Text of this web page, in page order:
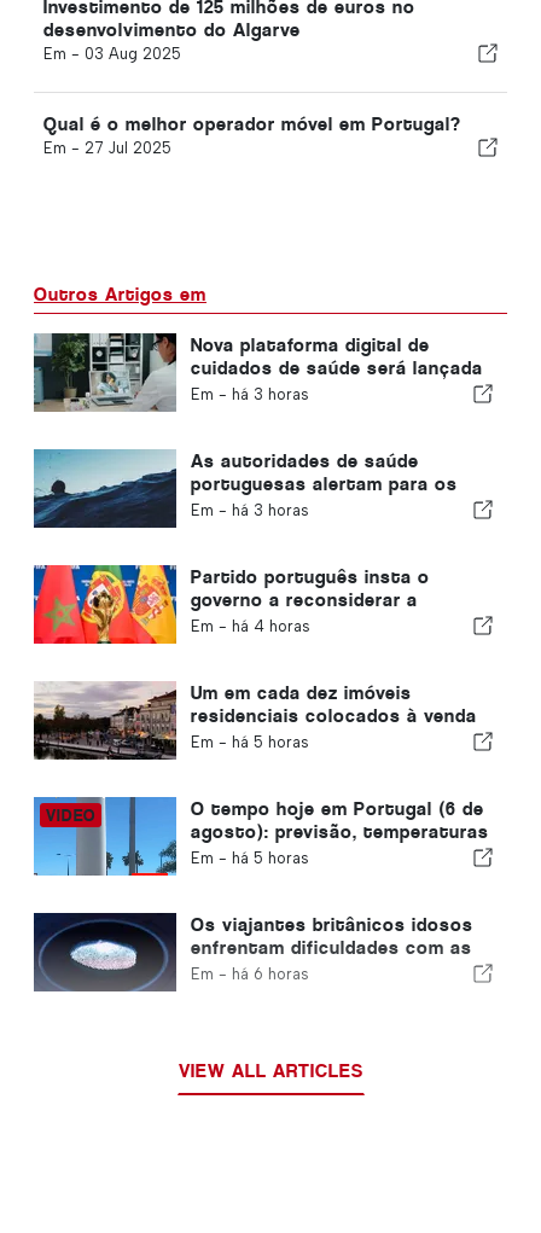
Investimento de 125 milhões de euros no
desenvolvimento do Algarve
Em - 03 Aug 2025
Qual é o melhor operador móvel em Portugal?
Em - 27 Jul 2025
Outros Artigos em
Nova plataforma digital de
cuidados de saúde será lançada
em Portugal
Em - há 3 horas
As autoridades de saúde
portuguesas alertam para os
perigos do afogamento
Em - há 3 horas
Partido português insta o
governo a reconsiderar a
candidatura de Marrocos à
Em - há 4 horas
Um em cada dez imóveis
residenciais colocados à venda
em Portugal é vendido em
Em - há 5 horas
O tempo hoje em Portugal (6 de
agosto): previsão, temperaturas
e o que esperar
Em - há 5 horas
Os viajantes britânicos idosos
enfrentam dificuldades com as
novas verificações de
Em - há 6 horas
VIEW ALL ARTICLES